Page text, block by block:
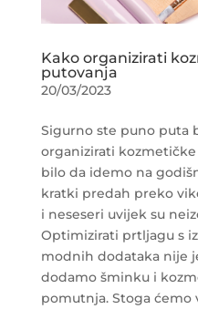
Kako organizirati
putovanja
20/03/2023
Sigurno ste puno puta
organizirati
bilo da idemo na
kratki predah preko
i neseseri uvijek su
Optimizirati prtljagu s
modnih dodataka nije
dodamo šminku i
pomutnja. Stoga ćemo